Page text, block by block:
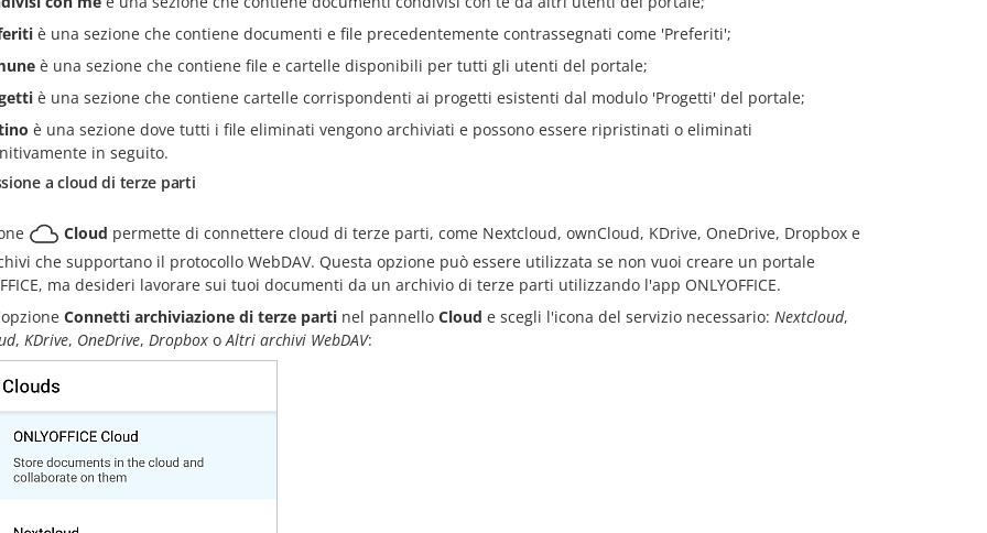
è una sezione che contiene documenti e file precedentemente contrassegnati come 'Preferiti';
è una sezione che contiene file e cartelle disponibili per tutti gli utenti del portale;
è una sezione che contiene cartelle corrispondenti ai progetti esistenti dal modulo 'Progetti' del portale;
è una sezione dove tutti i file eliminati vengono archiviati e possono essere ripristinati o eliminati
in seguito.
a cloud di terze parti
Cloud permette di connettere cloud di terze parti, come Nextcloud, ownCloud, KDrive, OneDrive, Dropbox e
che supportano il protocollo WebDAV. Questa opzione può essere utilizzata se non vuoi creare un portale
ma desideri lavorare sui tuoi documenti da un archivio di terze parti utilizzando l'app ONLYOFFICE.
Connetti archiviazione di terze parti nel pannello Cloud e scegli l'icona del servizio necessario: Nextcloud,
, KDrive, OneDrive, Dropbox oAltri archivi WebDAV: